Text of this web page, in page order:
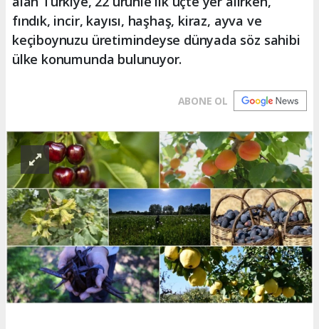
fındık, incir, kayısı, haşhaş, kiraz, ayva ve
keçiboynuzu üretimindeyse dünyada söz sahibi
ülke konumunda bulunuyor.
ABONE OL